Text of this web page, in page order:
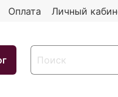
Оплата Личный